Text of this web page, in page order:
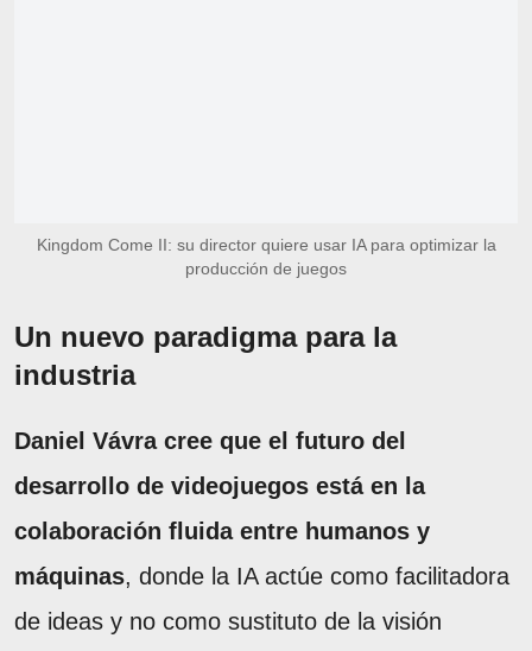
Kingdom Come II: su director quiere usar IA para optimizar la
producción de juegos
Un nuevo paradigma para la
industria
Daniel Vávra cree que el futuro del
desarrollo de videojuegos está en la
colaboración fluida entre humanos y
máquinas, donde la IA actúe como facilitadora
de ideas y no como sustituto de la visión